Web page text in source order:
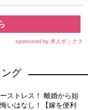
sponsored by 求人ボックス
グ
ストレス！ 離婚から始
いはなし！【嫁を便利